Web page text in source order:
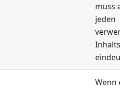
muss
jeden
Wenn